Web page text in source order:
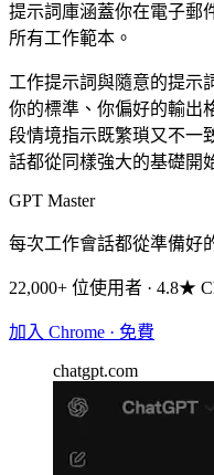
提示詞庫涵蓋你在電子郵
所有工作範本。
工作提示詞與隨意的提示
你的標準、你偏好的輸出
段情境指示既繁瑣又不一
話都從同樣強大的基礎開
GPT Master
每次工作會話都從準備好
22,000+ 位使用者 · 4.8★
加入 Chrome · 免費
chatgpt.com